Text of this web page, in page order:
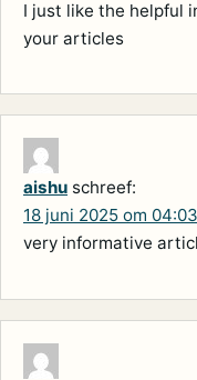
I just like the helpful
your articles
aishu schreef:
18 juni 2025 om 04:03
very informative